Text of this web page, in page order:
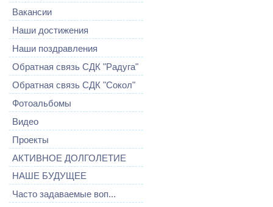
Вакансии
Наши достижения
Наши поздравления
Обратная связь СДК "Радуга"
Обратная связь СДК "Сокол"
Фотоальбомы
Видео
Проекты
АКТИВНОЕ ДОЛГОЛЕТИЕ
НАШЕ БУДУЩЕЕ
Часто задаваемые воп...